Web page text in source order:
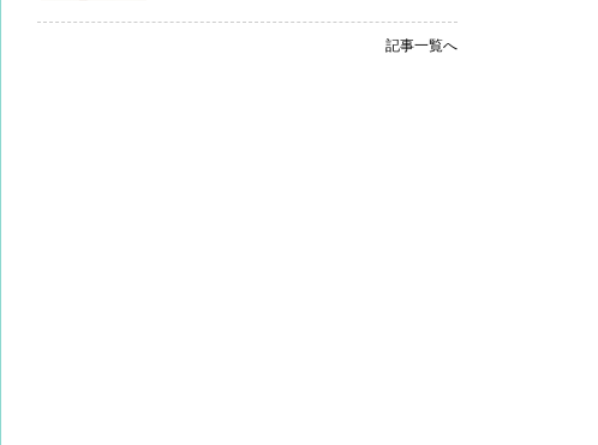
記事一覧へ